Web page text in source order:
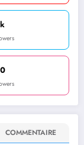
COMMENTAIRE